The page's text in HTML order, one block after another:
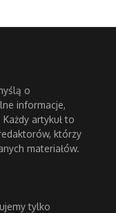
o
informacje,
artykuł to
którzy
materiałów.
tylko